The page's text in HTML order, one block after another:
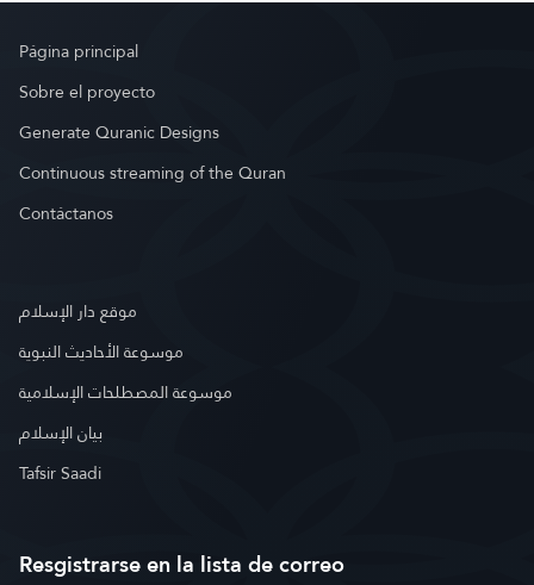
Página principal
Sobre el proyecto
Generate Quranic Designs
Continuous streaming of the Quran
Contáctanos
موقع دار الإسلام
موسوعة الأحاديث النبوية
موسوعة المصطلحات الإسلامية
بيان الإسلام
Tafsir Saadi
Resgistrarse en la lista de correo